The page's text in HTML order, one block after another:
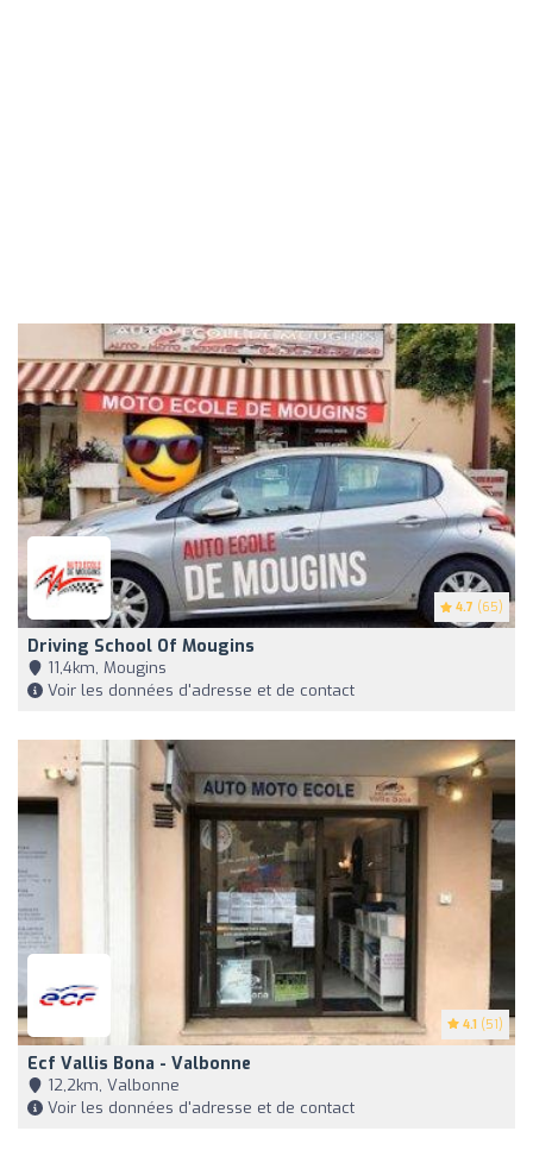
4.7 (65)
Driving School Of Mougins
11,4km, Mougins
Voir les données d'adresse et de contact
4.1 (51)
Ecf Vallis Bona - Valbonne
12,2km, Valbonne
Voir les données d'adresse et de contact